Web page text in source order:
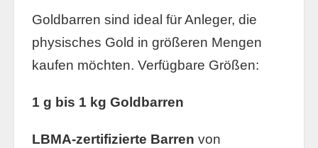
Goldbarren sind ideal für Anleger, die
physisches Gold in größeren Mengen
kaufen möchten. Verfügbare Größen:
1 g bis 1 kg Goldbarren
LBMA-zertifizierte Barren von